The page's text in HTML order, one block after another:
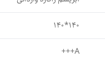
140*140
A+++